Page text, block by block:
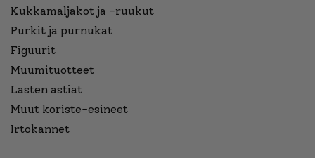
Kukkamaljakot ja -ruukut
Purkit ja purnukat
Figuurit
Muumituotteet
Lasten astiat
Muut koriste-esineet
Irtokannet